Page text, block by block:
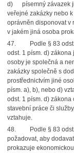
d) písemný závazek
veřejné zakázky nebo
oprávněn disponovat v
v jakém jiná osoba
47. Podle § 83 odst.
odst. 1 písm. d)
osoby je společná a
zakázky společně s
prostřednictvím jiné
písm. a), b), nebo d)
odst. 1 písm. d)
stavební práce či
vztahuje.
48. Podle § 83 odst.
požadovat, aby
prokazuje